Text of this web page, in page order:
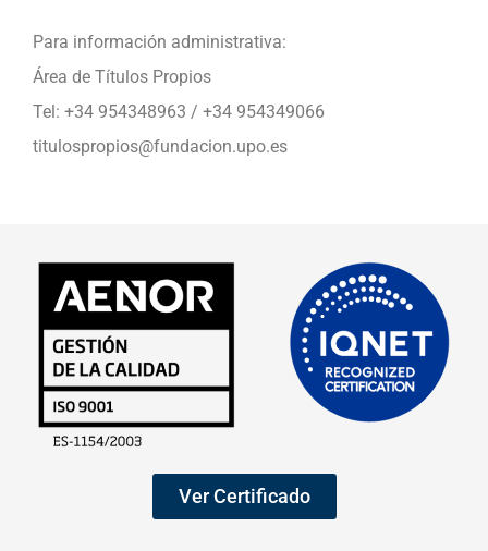
Para información administrativa:
Área de Títulos Propios
Tel: +34 954348963 / +34 954349066
titulospropios@fundacion.upo.es
Ver Certificado